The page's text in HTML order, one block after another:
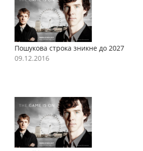
зникне до 2027